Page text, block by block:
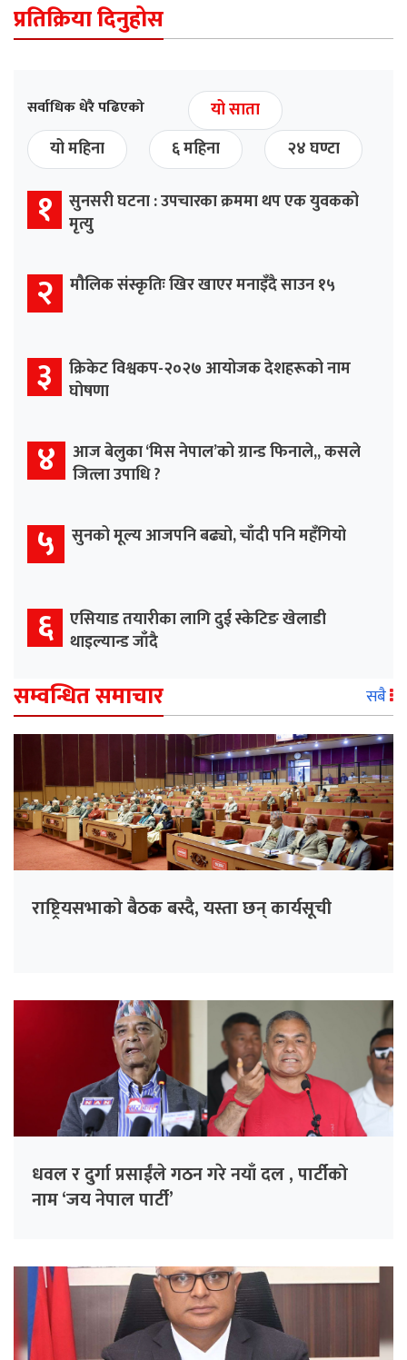
प्रतिक्रिया दिनुहोस
सर्वाधिक धेरै पढिएको
यो साता
यो महिना
६ महिना २४ घण्टा
१
सुनसरी घटना : उपचारका क्रममा थप एक युवकको
मृत्यु
२ मौलिक संस्कृतिः खिर खाएर मनाइँदै साउन १५
३
क्रिकेट विश्वकप-२०२७ आयोजक देशहरूको नाम
घोषणा
४
आज बेलुका ‘मिस नेपाल’को ग्रान्ड फिनाले,, कसले
जित्ला उपाधि ?
५ सुनको मूल्य आजपनि बढ्यो, चाँदी पनि महँगियो
६ एसियाड तयारीका लागि दुई स्केटिङ खेलाडी
थाइल्यान्ड जाँदै
सम्वन्धित समाचार सबै
राष्ट्रियसभाको बैठक बस्दै, यस्ता छन् कार्यसूची
धवल र दुर्गा प्रसाईंले गठन गरे नयाँ दल , पार्टीको
नाम ‘जय नेपाल पार्टी’